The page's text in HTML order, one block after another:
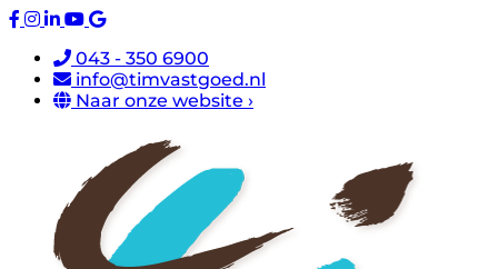
043 - 350 6900
info@timvastgoed.nl
Naar onze website ›